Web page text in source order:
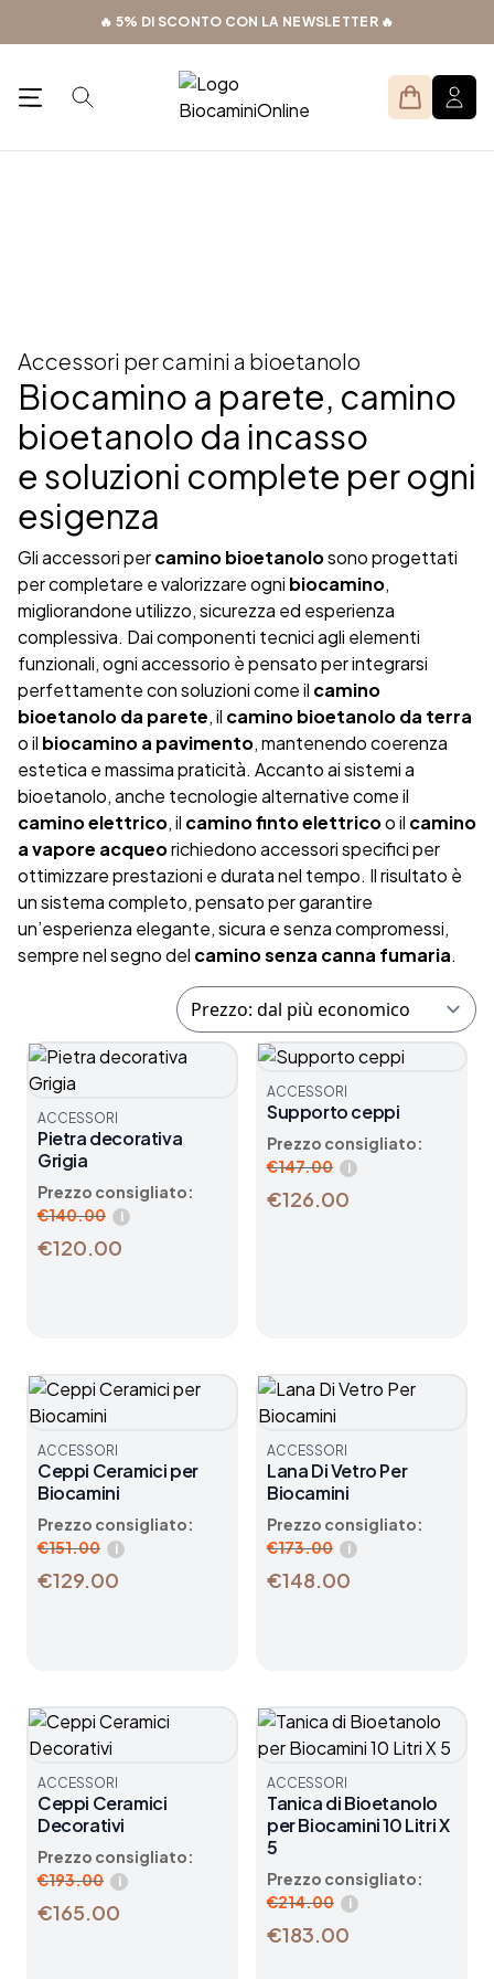
🔥 5% DI SCONTO CON LA NEWSLETTER 🔥
Open menu
Search
Accessori per camini a bioetanolo
Biocamino a parete, camino
bioetanolo da incasso
e soluzioni complete per ogni
esigenza
Gli accessori percamino bioetanolosono progettati
per completare e valorizzare ogni biocamino,
migliorandone utilizzo, sicurezza ed esperienza
complessiva. Dai componenti tecnici agli elementi
funzionali, ogni accessorio è pensato per integrarsi
perfettamente con soluzioni come il camino
bioetanolo da parete, il camino bioetanolo da terra
o il biocamino a pavimento, mantenendo coerenza
estetica e massima praticità. Accanto ai sistemi a
bioetanolo, anche tecnologie alternative come il
camino elettrico, il camino finto elettricoo il camino
a vapore acqueorichiedono accessori specifici per
ottimizzare prestazioni e durata nel tempo. Il risultato è
un sistema completo, pensato per garantire
un’esperienza elegante, sicura e senza compromessi,
sempre nel segno del camino senza canna fumaria.
ACCESSORI
Pietra decorativa
Grigia
Prezzo consigliato:
€140.00 i
€120.00
ACCESSORI
Supporto ceppi
Prezzo consigliato:
€147.00 i
€126.00
ACCESSORI
Ceppi Ceramici per
Biocamini
Prezzo consigliato:
€151.00 i
€129.00
ACCESSORI
Lana Di Vetro Per
Biocamini
Prezzo consigliato:
€173.00 i
€148.00
ACCESSORI
Ceppi Ceramici
Decorativi
Prezzo consigliato:
€193.00 i
€165.00
ACCESSORI
Tanica di Bioetanolo
per Biocamini 10 Litri X
5
Prezzo consigliato:
€214.00 i
€183.00